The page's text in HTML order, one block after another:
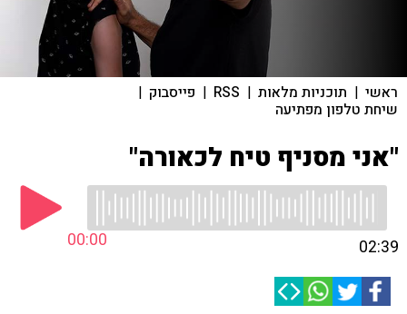
ראשי | תוכניות מלאות |
RSS
| פייסבוק |
שיחת טלפון מפתיעה
"אני מסניף טיח לכאורה"
00:00 02:39